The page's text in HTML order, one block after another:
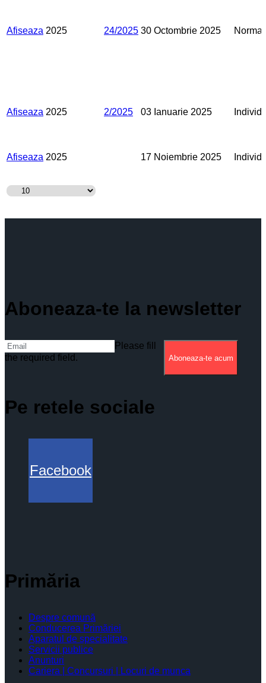
Afiseaza 2025 24/2025 30 Octombrie 2025
Afiseaza 2025 2/2025 03 Ianuarie 2025
Afiseaza 2025 17 Noiembrie 2025
Aboneaza-te la newsletter
Please fill
the required field.
Aboneaza-te acum
Pe retele sociale
Facebook
Primăria
Despre comună
Conducerea Primăriei
Aparatul de specialitate
Servicii publice
Anunturi
Cariera | Concursuri | Locuri de munca